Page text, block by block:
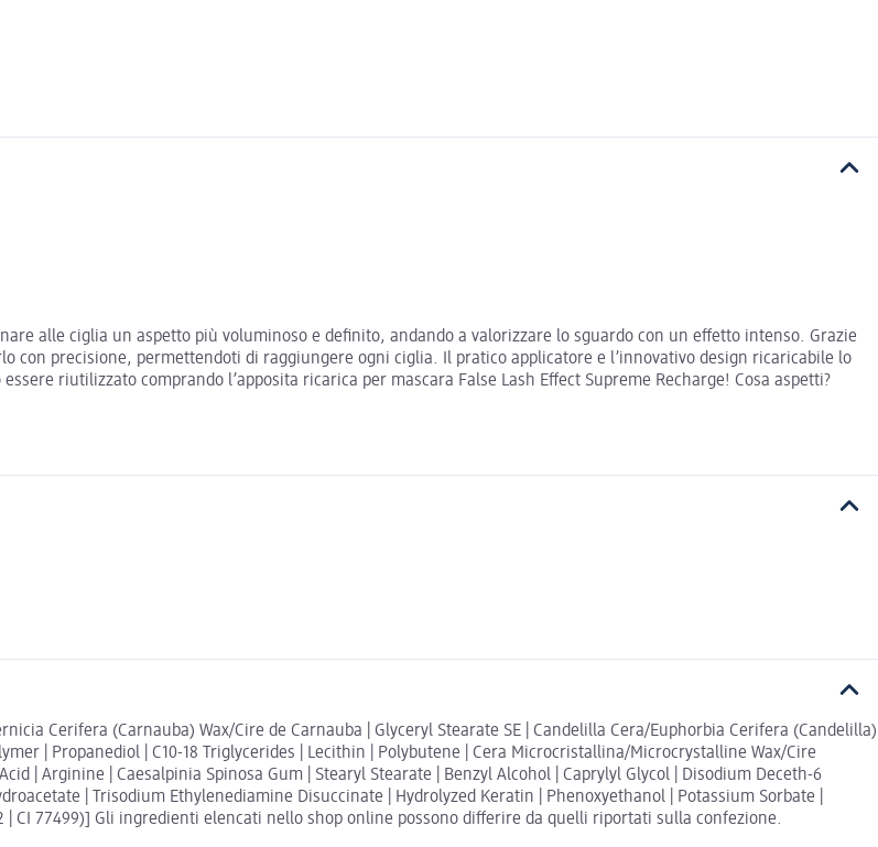
alle ciglia un aspetto più voluminoso e definito, andando a valorizzare lo sguardo con un effetto intenso. Grazie
precisione, permettendoti di raggiungere ogni ciglia. Il pratico applicatore e l’innovativo design ricaricabile lo
riutilizzato comprando l’apposita ricarica per mascara False Lash Effect Supreme Recharge! Cosa aspetti?
Cerifera (Carnauba) Wax/Cire de Carnauba | Glyceryl Stearate SE | Candelilla Cera/Euphorbia Cerifera (Candelilla)
| Propanediol | C10-18 Triglycerides | Lecithin | Polybutene | Cera Microcristallina/Microcrystalline Wax/Cire
| Arginine | Caesalpinia Spinosa Gum | Stearyl Stearate | Benzyl Alcohol | Caprylyl Glycol | Disodium Deceth-6
| Trisodium Ethylenediamine Disuccinate | Hydrolyzed Keratin | Phenoxyethanol | Potassium Sorbate |
| CI 77499)] Gli ingredienti elencati nello shop online possono differire da quelli riportati sulla confezione.